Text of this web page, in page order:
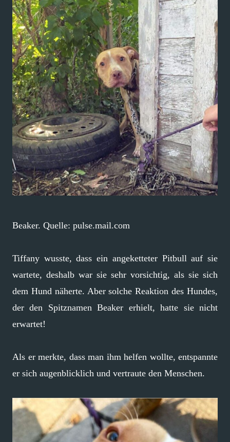
Beaker. Quelle: pulse.mail.com
Tiffany wusste, dass ein angeketteter Pitbull auf sie
wartete, deshalb war sie sehr vorsichtig, als sie sich
dem Hund näherte. Aber solche Reaktion des Hundes,
der den Spitznamen Beaker erhielt, hatte sie nicht
erwartet!
Als er merkte, dass man ihm helfen wollte, entspannte
er sich augenblicklich und vertraute den Menschen.